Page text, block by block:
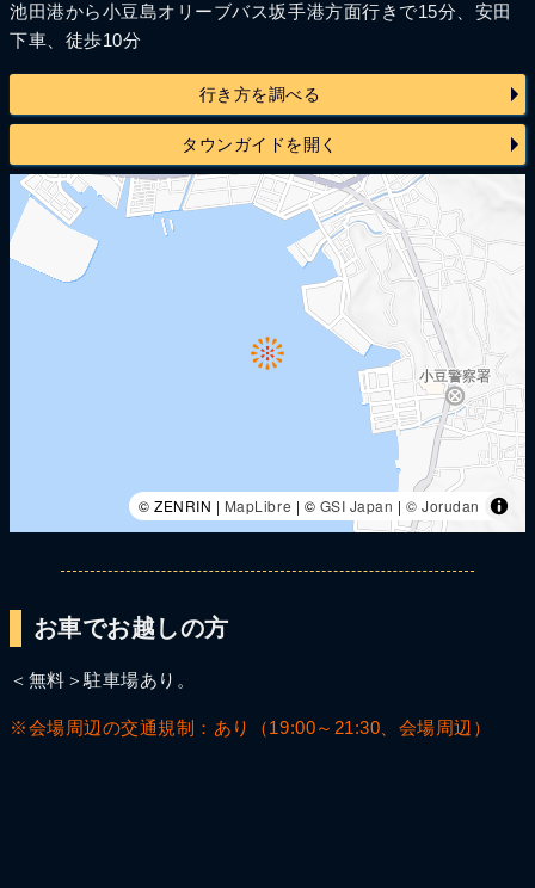
池田港から小豆島オリーブバス坂手港方面行きで15分、安田
下車、徒歩10分
行き方を調べる
タウンガイドを開く
© ZENRIN | MapLibre | © GSI Japan |© Jorudan
お車でお越しの方
＜無料＞駐車場あり。
※会場周辺の交通規制：あり（19:00～21:30、会場周辺）